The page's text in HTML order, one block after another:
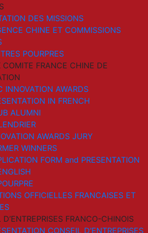
DES MISSIONS
CHINE ET COMMISSIONS
POURPRES
COMITE FRANCE CHINE DE
INNOVATION AWARDS
IN FRENCH
ALUMNI
AWARDS JURY
WINNERS
FORM and PRESENTATION
OFFICIELLES FRANCAISES ET
D’ENTREPRISES FRANCO-CHINOIS
CONSEIL D’ENTREPRISES